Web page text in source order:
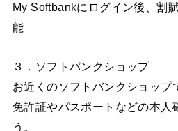
My Softbankにログイン後、割
能
３．ソフトバンクショップ
お近くのソフトバンクショップ
免許証やパスポートなどの本人
う。